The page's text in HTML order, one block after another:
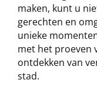
maken, kunt u
gerechten en
unieke
met het proeven
ontdekken van
stad.